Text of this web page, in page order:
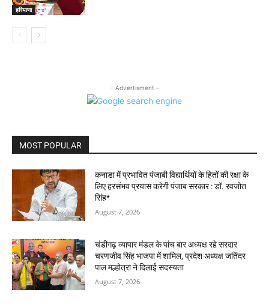
हरियाणा
- Advertisment -
MOST POPULAR
कनाडा में प्रभावित पंजाबी विद्यार्थियों के हितों की रक्षा के
लिए हरसंभव प्रयास करेगी पंजाब सरकार : डॉ. रवजोत
सिंह*
August 7, 2026
चंडीगढ़ व्यापार मंडल के पांच बार अध्यक्ष रहे सरदार
चरणजीव सिंह भाजपा में शामिल, प्रदेश अध्यक्ष जतिंदर
पाल मल्होत्रा ने दिलाई सदस्यता
August 7, 2026